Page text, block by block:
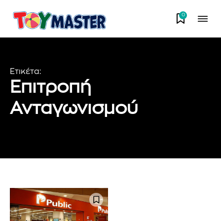
προϊόντα και τις εξελίξεις της
αγοράς.
0
Ετικέτα:
Επιτροπή
Ανταγωνισμού